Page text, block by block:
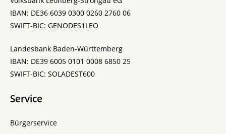
IBAN: DE36 6039 0300 0260 2760 06
SWIFT-BIC: GENODES1LEO
Landesbank Baden-Württemberg
IBAN: DE39 6005 0101 0008 6850 25
SWIFT-BIC: SOLADEST600
Service
Bürgerservice